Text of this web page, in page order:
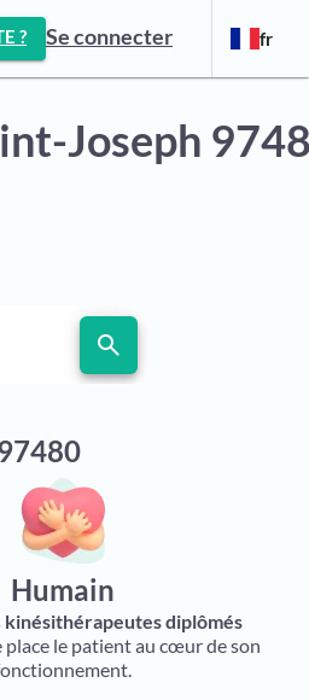
? Se connecter fr
Joseph
search
Humain
kinésithérapeutes diplômés
place le patient au cœur de son